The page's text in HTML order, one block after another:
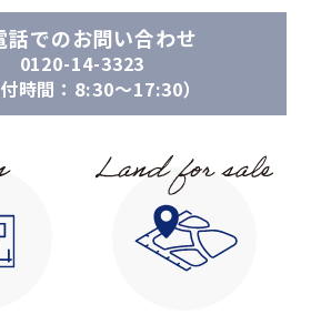
話でのお問い合わせ
0120-14-3323
付時間：8:30〜17:30）